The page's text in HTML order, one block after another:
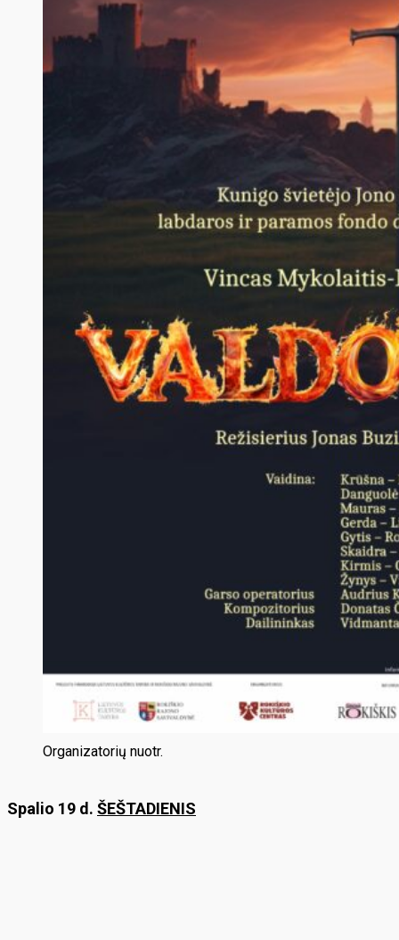
Organizatorių nuotr.
Spalio 19 d. ŠEŠTADIENIS